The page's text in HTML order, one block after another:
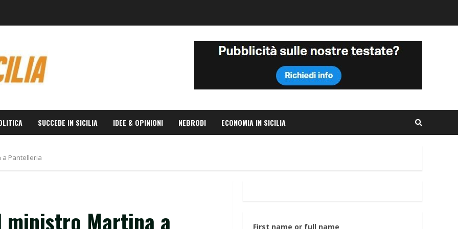
SUCCEDE IN SICILIA IDEE & OPINIONI NEBRODI ECONOMIA IN SICILIA
a Pantelleria
Martina a
First name or full name